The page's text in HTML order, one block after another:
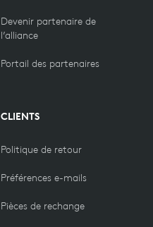
Devenir partenaire de
l’alliance
Portail des partenaires
CLIENTS
Politique de retour
Préférences e-mails
Pièces de rechange